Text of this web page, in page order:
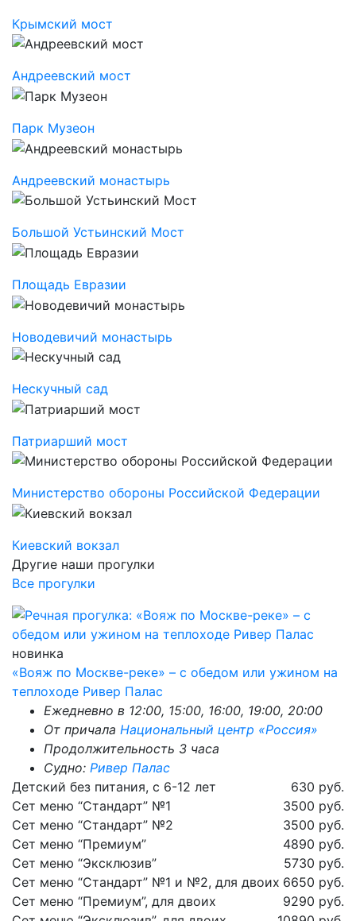
Крымский мост
Андреевский мост
Парк Музеон
Андреевский монастырь
Большой Устьинский Мост
Площадь Евразии
Новодевичий монастырь
Нескучный сад
Патриарший мост
Министерство обороны Российской Федерации
Киевский вокзал
Другие наши прогулки
Все прогулки
новинка
«Вояж по Москве-реке» – с обедом или ужином на
теплоходе Ривер Палас
Ежедневно в 12:00, 15:00, 16:00, 19:00, 20:00
От причала Национальный центр «Россия»
Продолжительность 3 часа
Судно: Ривер Палас
Детский без питания, с 6-12 лет
630 руб.
Сет меню “Стандарт” №1
3500 руб.
Сет меню “Стандарт” №2
3500 руб.
Сет меню “Премиум”
4890 руб.
Сет меню “Эксклюзив”
5730 руб.
Сет меню “Стандарт” №1 и №2, для двоих 6650 руб.
Сет меню “Премиум”, для двоих
9290 руб.